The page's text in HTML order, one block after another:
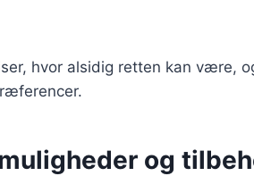
hvor alsidig retten kan være,
og